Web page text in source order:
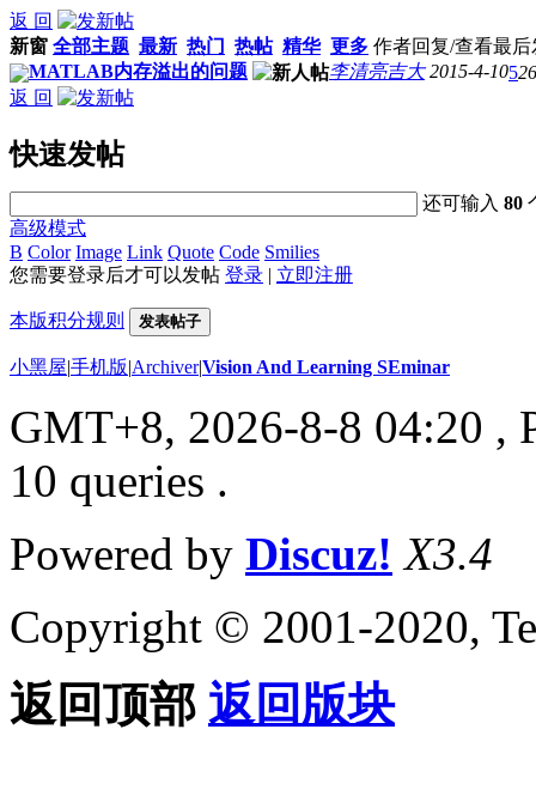
返 回
新窗 全部主题 最新 热门 热帖 精华 更多 作者回复/查看最后
MATLAB内存溢出的问题
李清亮吉大 2015-4-105
返 回
快速发帖
还可输入80
高级模式
B Color Image Link Quote Code Smilies
您需要登录后才可以发帖 登录 | 立即注册
本版积分规则 发表帖子
小黑屋|手机版|Archiver|Vision And Learning SEminar
GMT+8, 2026-8-8 04:20 ,
10 queries .
Powered by Discuz! X3.4
Copyright © 2001-2020,
返回顶部 返回版块